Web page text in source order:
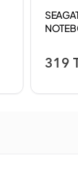
319